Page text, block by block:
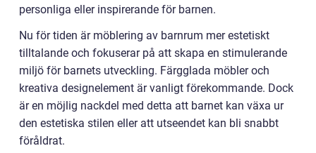
personliga eller inspirerande för barnen.
Nu för tiden är möblering av barnrum mer estetiskt
tilltalande och fokuserar på att skapa en stimulerande
miljö för barnets utveckling. Färgglada möbler och
kreativa designelement är vanligt förekommande. Dock
är en möjlig nackdel med detta att barnet kan växa ur
den estetiska stilen eller att utseendet kan bli snabbt
föråldrat.